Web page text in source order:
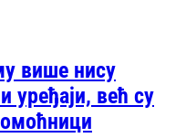
више нису
већ су